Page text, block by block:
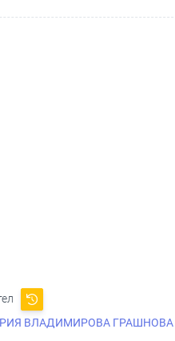
ВЛАДИМИРОВА ГРАШНОВА